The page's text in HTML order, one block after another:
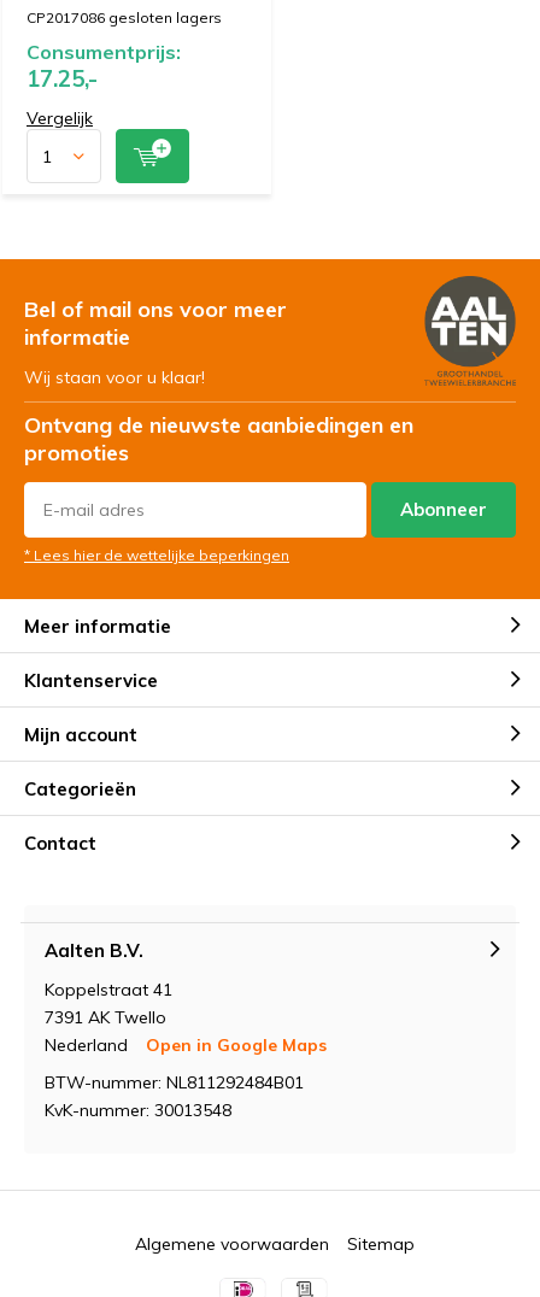
CP2017086 gesloten lagers
Consumentprijs:
17.25,-
Vergelijk
Bel of mail ons voor meer
informatie
Wij staan voor u klaar!
Ontvang de nieuwste aanbiedingen en
promoties
Abonneer
* Lees hier de wettelijke beperkingen
Meer informatie
Klantenservice
Mijn account
Categorieën
Contact
Aalten B.V.
Koppelstraat 41
7391 AK Twello
Nederland
Open in Google Maps
BTW-nummer: NL811292484B01
KvK-nummer: 30013548
Algemene voorwaarden Sitemap